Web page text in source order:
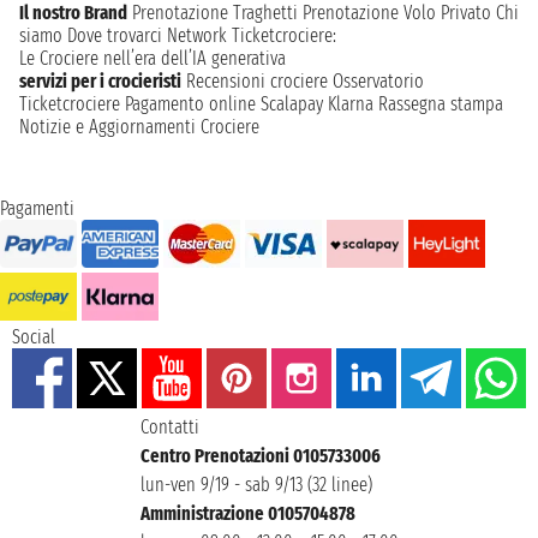
Il nostro Brand Prenotazione Traghetti Prenotazione Volo Privato Chi
siamo Dove trovarci Network Ticketcrociere:
Le Crociere nell’era dell’IA generativa
servizi per i crocieristi Recensioni crociere Osservatorio
Ticketcrociere Pagamento online Scalapay Klarna Rassegna stampa
Notizie e Aggiornamenti Crociere
Pagamenti
Social
Contatti
Centro Prenotazioni 0105733006
lun-ven 9/19 - sab 9/13 (32 linee)
Amministrazione 0105704878